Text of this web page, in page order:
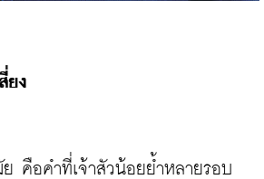
ยง
คือคำที่เจ้าสัวน้อยย้ำหลายรอบ